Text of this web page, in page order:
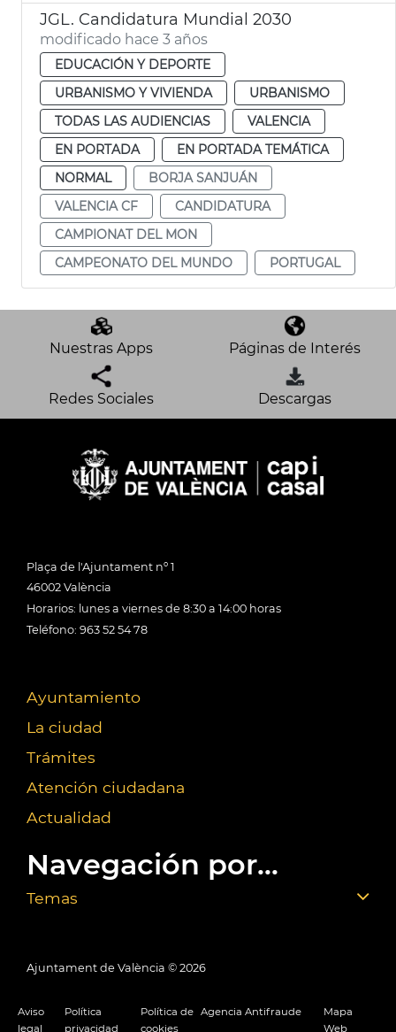
JGL. Candidatura Mundial 2030
modificado hace 3 años
EDUCACIÓN Y DEPORTE
URBANISMO Y VIVIENDA
URBANISMO
TODAS LAS AUDIENCIAS
VALENCIA
EN PORTADA
EN PORTADA TEMÁTICA
NORMAL
BORJA SANJUÁN
VALENCIA CF
CANDIDATURA
CAMPIONAT DEL MON
CAMPEONATO DEL MUNDO
PORTUGAL
Nuestras Apps Páginas de Interés
Redes Sociales Descargas
Plaça de l'Ajuntament nº 1
46002 València
Horarios: lunes a viernes de 8:30 a 14:00 horas
Teléfono: 963 52 54 78
Ayuntamiento
La ciudad
Trámites
Atención ciudadana
Actualidad
Navegación por...
Temas
Ajuntament de València © 2026
Aviso
legal
Política
privacidad
Política de
cookies
Agencia Antifraude
Mapa
Web